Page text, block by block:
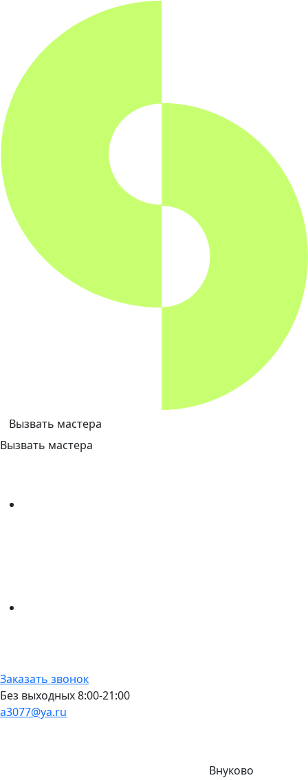
Вызвать мастера
Вызвать мастера
Заказать звонок
Без выходных 8:00-21:00
a3077@ya.ru
Внуково